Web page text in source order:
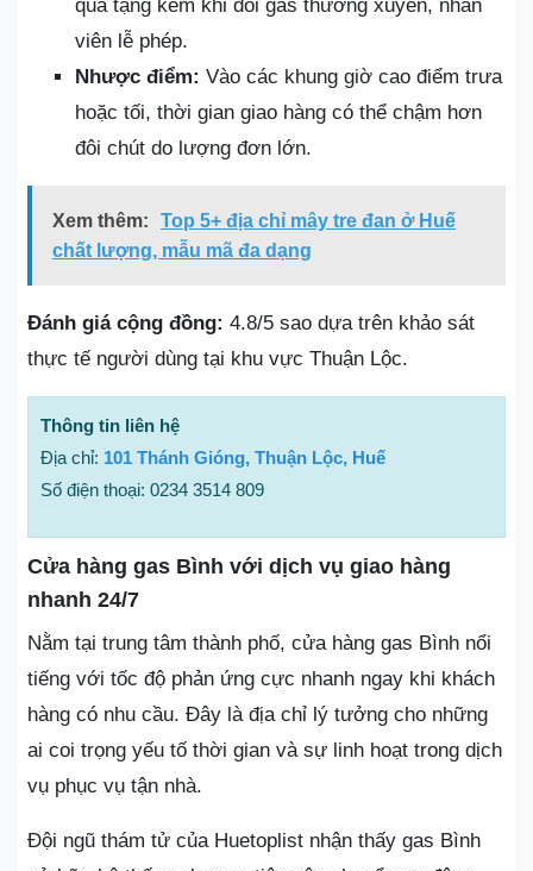
quà tặng kèm khi đổi gas thường xuyên, nhân
viên lễ phép.
Nhược điểm: Vào các khung giờ cao điểm trưa
hoặc tối, thời gian giao hàng có thể chậm hơn
đôi chút do lượng đơn lớn.
Xem thêm:
Top 5+ địa chỉ mây tre đan ở Huế
chất lượng, mẫu mã đa dạng
Đánh giá cộng đồng: 4.8/5 sao dựa trên khảo sát
thực tế người dùng tại khu vực Thuận Lộc.
Thông tin liên hệ
Địa chỉ: 101 Thánh Gióng, Thuận Lộc, Huế
Số điện thoại: 0234 3514 809
Cửa hàng gas Bình với dịch vụ giao hàng
nhanh 24/7
Nằm tại trung tâm thành phố, cửa hàng gas Bình nổi
tiếng với tốc độ phản ứng cực nhanh ngay khi khách
hàng có nhu cầu. Đây là địa chỉ lý tưởng cho những
ai coi trọng yếu tố thời gian và sự linh hoạt trong dịch
vụ phục vụ tận nhà.
Đội ngũ thám tử của Huetoplist nhận thấy gas Bình